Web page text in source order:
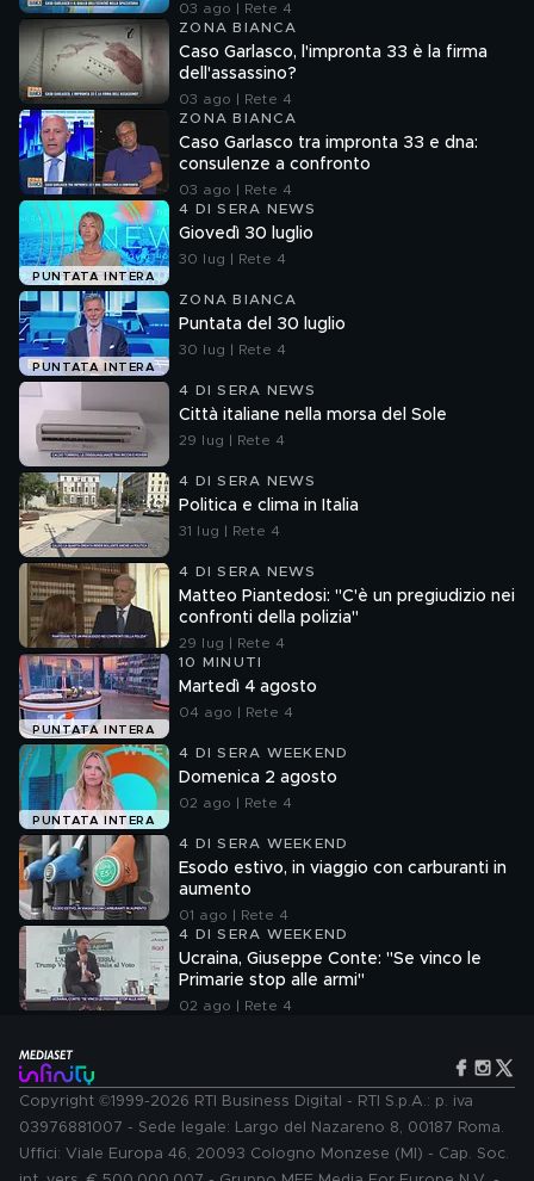
03 ago | Rete 4
ZONA BIANCA
Caso Garlasco, l'impronta 33 è la firma
dell'assassino?
03 ago | Rete 4
ZONA BIANCA
Caso Garlasco tra impronta 33 e dna:
consulenze a confronto
03 ago | Rete 4
PUNTATA INTERA
4 DI SERA NEWS
Giovedì 30 luglio
30 lug | Rete 4
PUNTATA INTERA
ZONA BIANCA
Puntata del 30 luglio
30 lug | Rete 4
4 DI SERA NEWS
Città italiane nella morsa del Sole
29 lug | Rete 4
4 DI SERA NEWS
Politica e clima in Italia
31 lug | Rete 4
4 DI SERA NEWS
Matteo Piantedosi: "C'è un pregiudizio nei
confronti della polizia"
29 lug | Rete 4
PUNTATA INTERA
10 MINUTI
Martedì 4 agosto
04 ago | Rete 4
PUNTATA INTERA
4 DI SERA WEEKEND
Domenica 2 agosto
02 ago | Rete 4
4 DI SERA WEEKEND
Esodo estivo, in viaggio con carburanti in
aumento
01 ago | Rete 4
4 DI SERA WEEKEND
Ucraina, Giuseppe Conte: "Se vinco le
Primarie stop alle armi"
02 ago | Rete 4
Copyright ©1999-2026 RTI Business Digital - RTI S.p.A.: p. iva
03976881007 - Sede legale: Largo del Nazareno 8, 00187 Roma.
Uffici: Viale Europa 46, 20093 Cologno Monzese (MI) - Cap. Soc.